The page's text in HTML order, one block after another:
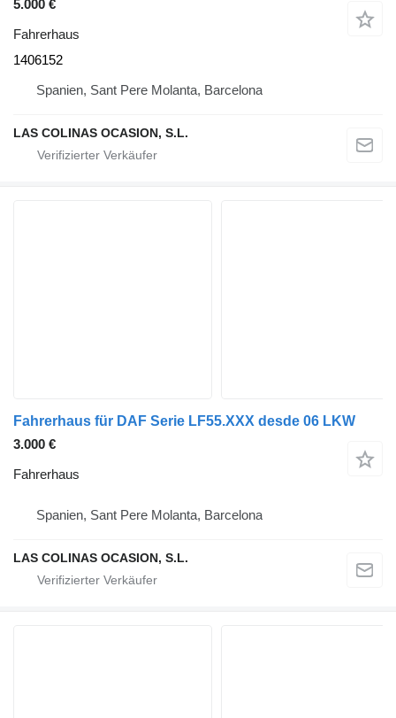
5.000 €
Fahrerhaus
1406152
Spanien, Sant Pere Molanta, Barcelona
LAS COLINAS OCASION, S.L.
Fahrerhaus für DAF Serie LF55.XXX desde 06 LKW
3.000 €
Fahrerhaus
Spanien, Sant Pere Molanta, Barcelona
LAS COLINAS OCASION, S.L.